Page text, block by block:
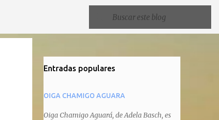
Entradas populares
OIGA CHAMIGO AGUARA
Oiga Chamigo Aguará, de Adela Basch, es